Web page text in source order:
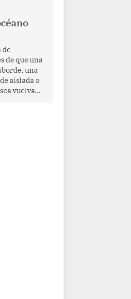
año por el
el fin de
y
de
de que una
una
aislada o
vuelva